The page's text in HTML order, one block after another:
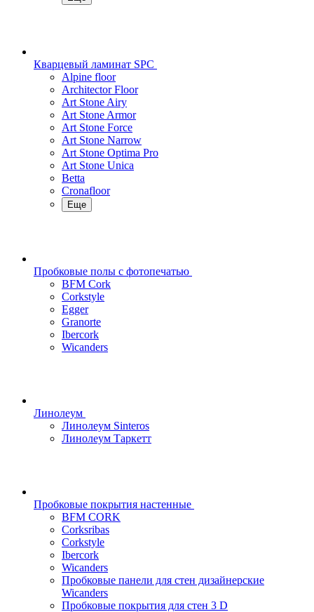
Кварцевый ламинат SPC
Alpine floor
Architector Floor
Art Stone Airy
Art Stone Armor
Art Stone Force
Art Stone Narrow
Art Stone Optima Pro
Art Stone Unica
Betta
Cronafloor
Еще
Пробковые полы с фотопечатью
BFM Cork
Corkstyle
Egger
Granorte
Ibercork
Wicanders
Линолеум
Линолеум Sinteros
Линолеум Таркетт
Пробковые покрытия настенные
BFM CORK
Corksribas
Corkstyle
Ibercork
Wicanders
Пробковые панели для стен дизайнерские
Wicanders
Пробковые покрытия для стен 3 D